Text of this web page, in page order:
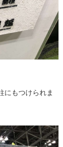
にもつけられま